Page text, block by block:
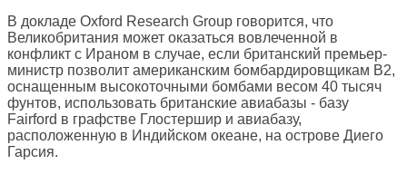
В докладе Oxford Research Group говорится, что
Великобритания может оказаться вовлеченной в
конфликт с Ираном в случае, если британский премьер-
министр позволит американским бомбардировщикам B2,
оснащенным высокоточными бомбами весом 40 тысяч
фунтов, использовать британские авиабазы - базу
Fairford в графстве Глостершир и авиабазу,
расположенную в Индийском океане, на острове Диего
Гарсия.